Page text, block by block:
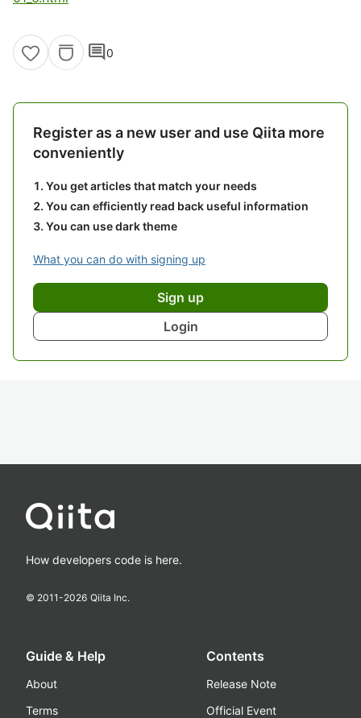
comment0
Register as a new user and use Qiita more
conveniently
You get articles that match your needs
You can efficiently read back useful information
You can use dark theme
What you can do with signing up
Sign up
Login
How developers code is here.
© 2011-2026 Qiita Inc.
Guide & Help
About
Terms
Contents
Release Note
Official Event